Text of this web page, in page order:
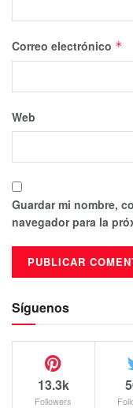
Correo electrónico *
Web
Guardar mi nombre,
navegador para la
Síguenos
13.3k
Followers